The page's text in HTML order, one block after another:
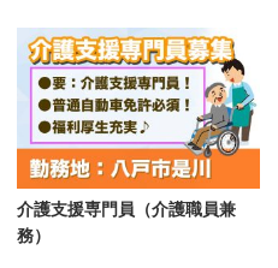
介護支援専門員（介護職員兼
務）